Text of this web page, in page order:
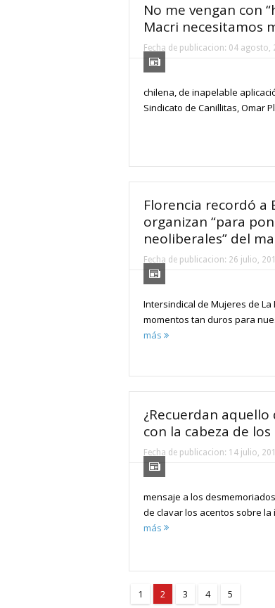
No me vengan con
Macri necesitamos
Fecha de publicacion: 04 agosto,
chilena, de inapelable
Sindicato de Canillitas, Omar
Florencia recordó a
organizan “para
neoliberales” del
Fecha de publicacion: 26 julio,
Intersindical de Mujeres de
momentos tan duros para
más
¿Recuerdan
con la cabeza de
Fecha de publicacion: 14 julio,
mensaje a los
de clavar los acentos sobre la
más
1 2 3 4 5